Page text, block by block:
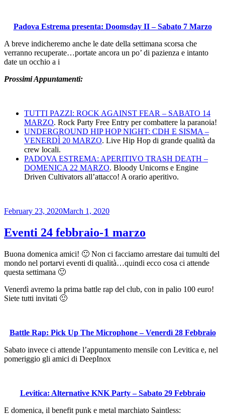
Padova Estrema presenta: Doomsday II – Sabato 7 Marzo
A breve indicheremo anche le date della settimana scorsa che
verranno recuperate…portate ancora un po’ di pazienza e intanto
date un occhio a i
Prossimi Appuntamenti:
TUTTI PAZZI: ROCK AGAINST FEAR – SABATO 14
MARZO. Rock Party Free Entry per combattere la paranoia!
UNDERGROUND HIP HOP NIGHT: CDH E SISMA –
VENERDÌ 20 MARZO. Live Hip Hop di grande qualità da
crew locali.
PADOVA ESTREMA: APERITIVO TRASH DEATH –
DOMENICA 22 MARZO. Bloody Unicorns e Engine
Driven Cultivators all’attacco! A orario aperitivo.
Posted
February 23, 2020March 1, 2020
Eventi 24 febbraio-1 marzo
Buona domenica amici! 🙂 Non ci facciamo arrestare dai tumulti del
mondo nel portarvi eventi di qualità…quindi ecco cosa ci attende
questa settimana 🙂
Venerdì avremo la prima battle rap del club, con in palio 100 euro!
Siete tutti invitati 🙂
Battle Rap: Pick Up The Microphone – Venerdì 28 Febbraio
Sabato invece ci attende l’appuntamento mensile con Levitica e, nel
pomeriggio gli amici di DeepInox
Levitica: Alternative KNK Party – Sabato 29 Febbraio
E domenica, il benefit punk e metal marchiato Saintless: